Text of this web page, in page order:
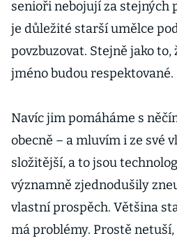
senioři nebojují za stejných
je důležité starší umělce
povzbuzovat. Stejně jako to,
jméno budou respektované.
Navíc jim pomáháme s
obecně – a mluvím i ze své
složitější, a to jsou
významně zjednodušily
vlastní prospěch. Většina
má problémy. Prostě netuší,